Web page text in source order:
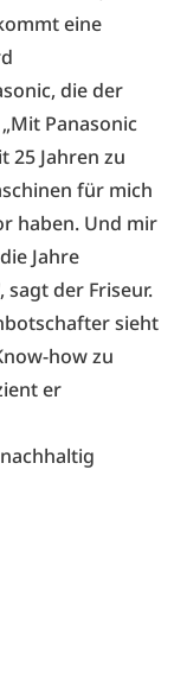
eine
die der
Panasonic
25 Jahren zu
für mich
haben. Und mir
Jahre
der Friseur.
sieht
how zu
er